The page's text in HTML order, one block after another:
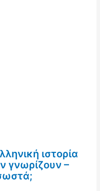
ιστορία
γνωρίζουν –